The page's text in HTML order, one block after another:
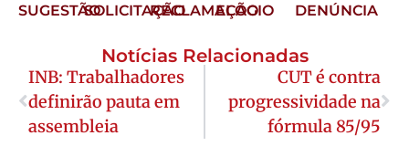
SUGESTÃOSOLICITAÇÃORECLAMAÇÃO
ELOGIO DENÚNCIA
Notícias Relacionadas
INB: Trabalhadores
definirão pauta em
assembleia
CUT é contra
progressividade na
fórmula 85/95